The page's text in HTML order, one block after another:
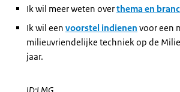
Ik wil meer weten overthema en
Ik wil een voorstel indienen voor een
milieuvriendelijke techniek op de
jaar.